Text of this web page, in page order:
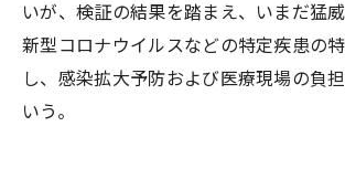
いが、検証の結果を踏まえ、いまだ猛
新型コロナウイルスなどの特定疾患の
し、感染拡大予防および医療現場の負
いう。